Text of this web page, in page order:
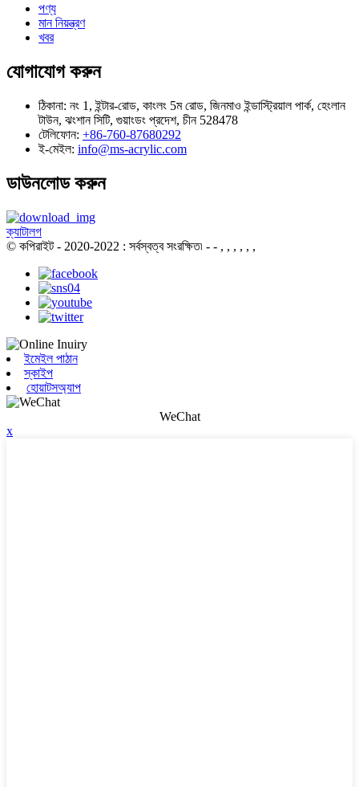
পণ্য
মান নিয়ন্ত্রণ
খবর
যোগাযোগ করুন
ঠিকানা: নং 1, ইন্টার-রোড, কাংলং 5ম রোড, জিনমাও ইন্ডাস্ট্রিয়াল পার্ক, হেংলান
টাউন, ঝংশান সিটি, গুয়াংডং প্রদেশ, চীন 528478
টেলিফোন: +86-760-87680292
ই-মেইল: info@ms-acrylic.com
ডাউনলোড করুন
ক্যাটালগ
© কপিরাইট - 2020-2022 : সর্বস্বত্ব সংরক্ষিত৷ - - , , , , , ,
ইমেইল পাঠান
স্কাইপ
হোয়াটসঅ্যাপ
WeChat
x